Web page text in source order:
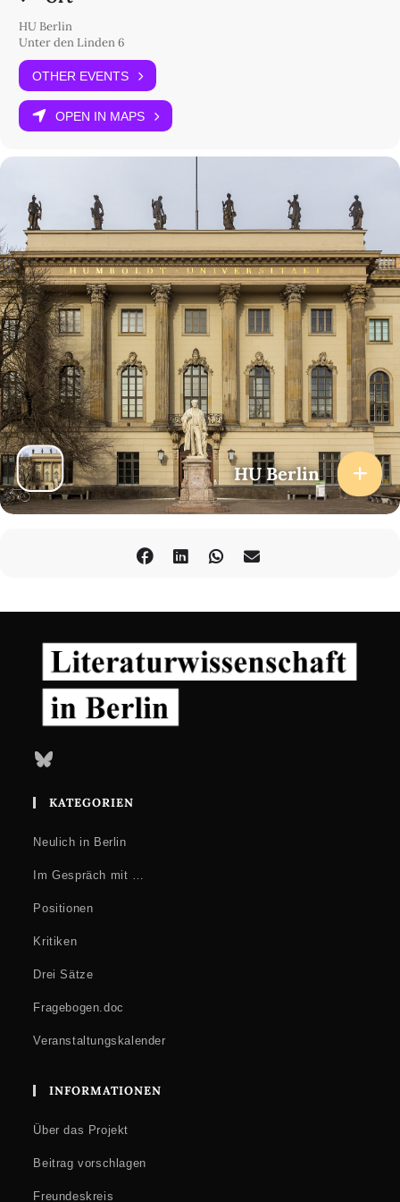
HU Berlin
Unter den Linden 6
OTHER EVENTS
OPEN IN MAPS
HU Berlin
Bluesky
KATEGORIEN
Neulich in Berlin
Im Gespräch mit …
Positionen
Kritiken
Drei Sätze
Fragebogen.doc
Veranstaltungskalender
INFORMATIONEN
Über das Projekt
Beitrag vorschlagen
Freundeskreis